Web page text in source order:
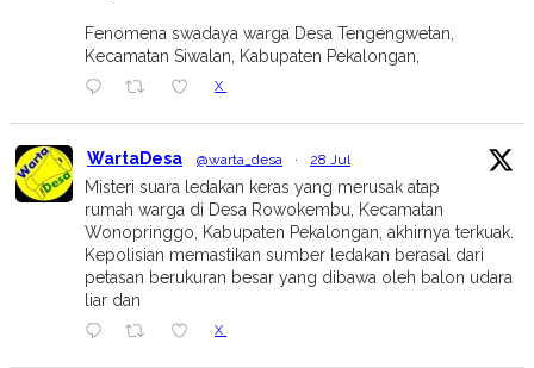
Fenomena swadaya warga Desa Tengengwetan,
Kecamatan Siwalan, Kabupaten Pekalongan,
X
WartaDesa @warta_desa · 28 Jul
Misteri suara ledakan keras yang merusak atap
rumah warga di Desa Rowokembu, Kecamatan
Wonopringgo, Kabupaten Pekalongan, akhirnya terkuak.
Kepolisian memastikan sumber ledakan berasal dari
petasan berukuran besar yang dibawa oleh balon udara
liar dan
X